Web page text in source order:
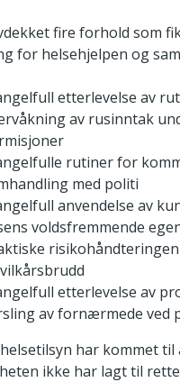
fire forhold som
for helsehjelpen og
etterlevelse av
av rusinntak
rutiner for
med politi
anvendelse av
voldsfremmende
etterlevelse av
av fornærmede ved
har kommet til
ikke har lagt til